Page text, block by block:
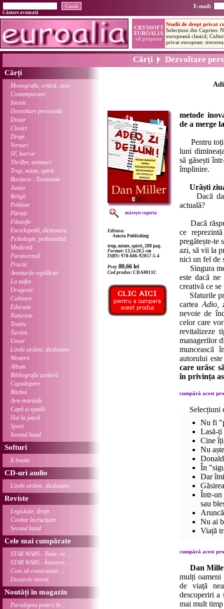
E-mail:
Căutare avansată
Cărți Dezvoltare
Cărți
Monografie, critică, eseu
Contemporani
Istorie
Dezvoltare personală
Dosar
Clasici
Drept
Versuri
SF, horror
Thriller, aventuri
Trup, minte, spirit
Business - Economie
Junior
Religii
Polițiste
Părinți
Filosofie
Enciclopedii, dicționare
Psihologie, psihanaliză
Medicină
Paranormal
Practic
Aventurile copilăriei
La taifas
Dragoste
Culinare
Educație
Naturiste
Teatru
Turism
Umor
Limbi străine, dicționare
Western
Album
Bibliografie școlară
Capodopere
Război
Arte marțiale
Capă și spadă
Hai la joacă
Sport
Second hand
Softuri
E-books
CD-uri audio
Limbi străine, dicționare
Reviste
Legislație, drept
Cuvinte încrucișate
Second hand
Cele mai cumpărate
STAR WARS - Yoda: re ...
STAR WARS - Întoarce ...
Cum să construiești ...
Dosarele morții
Noutăți în magazin
Paradigma puterii în ...
mărește coperta
Editura:
Amsta Publishing
trup, minte, spirit, 288 pag.
Format: 13,5x20,5 cm
ISBN: 978-606-92057-5-4
Preț: 80,66 lei
Cod produs: CDA0011C
metode
de a merge
Pentru toți
luni
să găsești
împlinire.
Urăști
Dacă da,
actuală?
Dacă
ce
pregătește-te
azi, să vii la
nici un fel de
Singura
este dacă
creativă ce
Sfaturile
cartea Adio,
nevoie de
celor care
revitalizeze
managerilor
muncească
autorului
care urăsc
în privința
cumpără acest
Selecțiuni
Nu fi
Lasă-ți
Cine îți
Nu
În
Dar
Într-un
sau
Nu ai
Viață
cumpără acest
Dan
mulți oameni
de viață
descoperiri a
mai mult